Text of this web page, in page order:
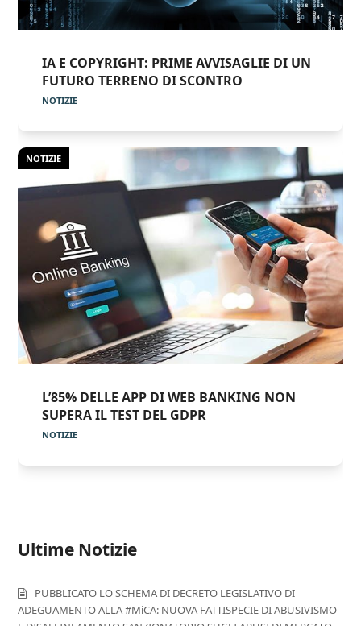
IA E COPYRIGHT: PRIME AVVISAGLIE DI UN
FUTURO TERRENO DI SCONTRO
NOTIZIE
NOTIZIE
L’85% DELLE APP DI WEB BANKING NON
SUPERA IL TEST DEL GDPR
NOTIZIE
Ultime Notizie
PUBBLICATO LO SCHEMA DI DECRETO LEGISLATIVO DI
ADEGUAMENTO ALLA #MiCA: NUOVA FATTISPECIE DI ABUSIVISMO